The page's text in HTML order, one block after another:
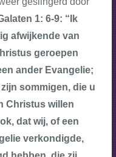
1: 6-9: “Ik
afwijkende van
geroepen
ander Evangelie;
sommigen, die u
Christus willen
dat wij, of een
verkondigde,